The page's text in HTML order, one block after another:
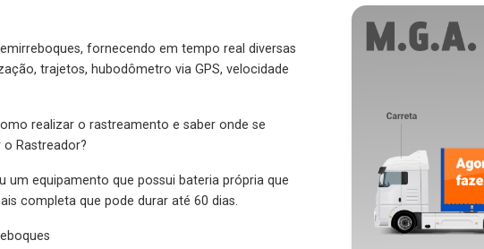
fornecendo em tempo real diversas
trajetos, hubodômetro via GPS, velocidade
realizar o rastreamento e saber onde se
o Rastreador?
um equipamento que possui bateria própria que
completa que pode durar até 60 dias.